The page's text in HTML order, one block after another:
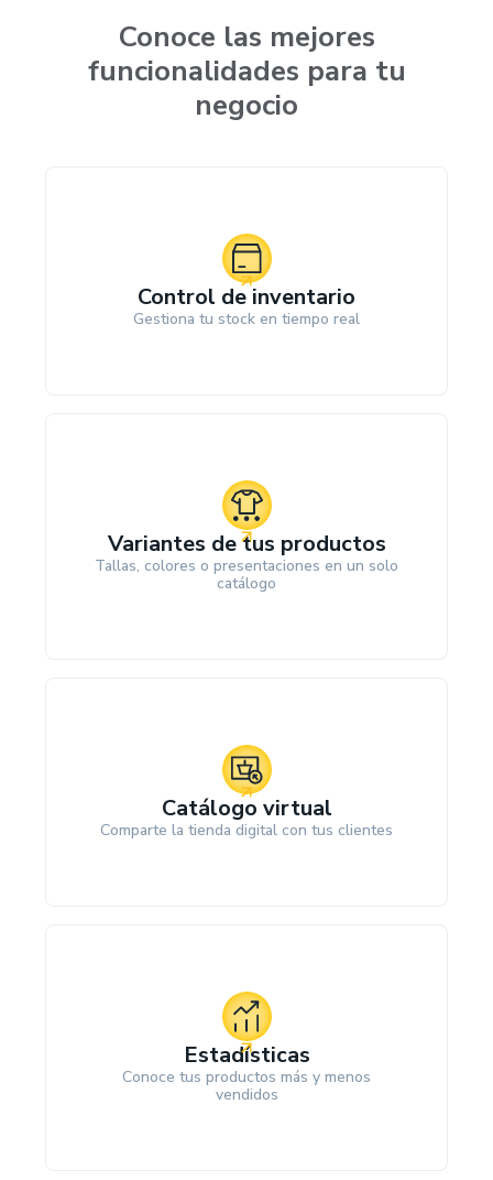
Conoce las mejores
funcionalidades para tu
negocio
Control de inventario
Gestiona tu stock en tiempo real
Variantes de tus productos
Tallas, colores o presentaciones en un solo
catálogo
Catálogo virtual
Comparte la tienda digital con tus clientes
Estadísticas
Conoce tus productos más y menos
vendidos